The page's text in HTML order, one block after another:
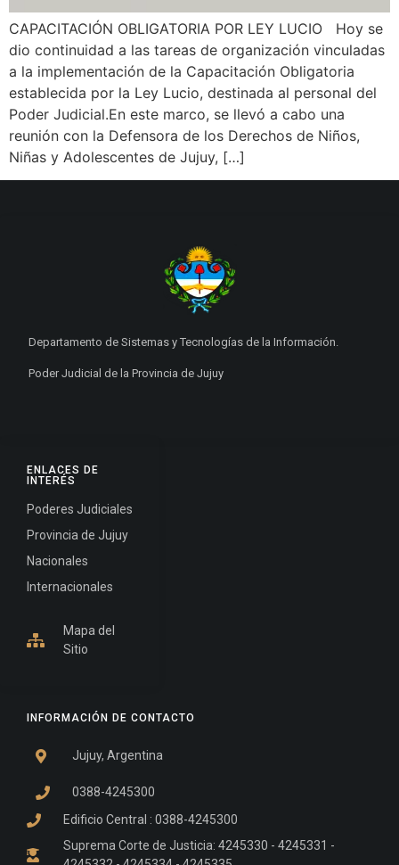
CAPACITACIÓN OBLIGATORIA POR LEY LUCIO Hoy se
dio continuidad a las tareas de organización vinculadas
a la implementación de la Capacitación Obligatoria
establecida por la Ley Lucio, destinada al personal del
Poder Judicial.En este marco, se llevó a cabo una
reunión con la Defensora de los Derechos de Niños,
Niñas y Adolescentes de Jujuy, […]
INFORMACIÓN DE CONTACTO
Jujuy, Argentina
0388-4245300
Edificio Central : 0388-4245300
Suprema Corte de Justicia: 4245330 - 4245331 -
ENLACES DE
INTERÉS
Poderes Judiciales
Provincia de Jujuy
Nacionales
Internacionales
Mapa del
Sitio
Departamento de Sistemas y Tecnologías de la Información.
Poder Judicial de la Provincia de Jujuy